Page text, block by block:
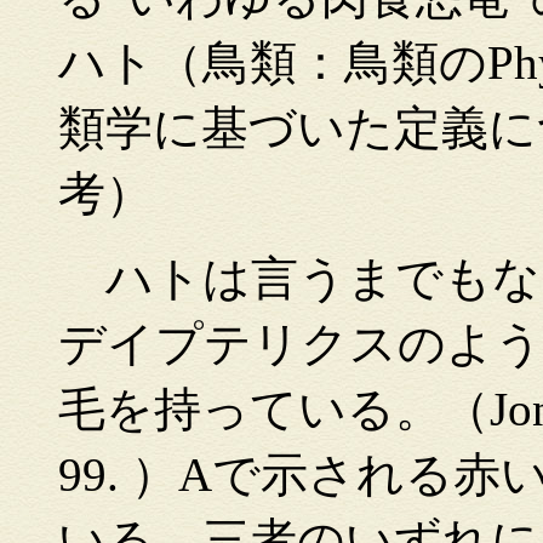
ハト（鳥類：鳥類の
類学に基づいた定義
考）
ハトは言うまでも
デイプテリクスのよ
毛を持っている。（
99. ）Aで示される赤